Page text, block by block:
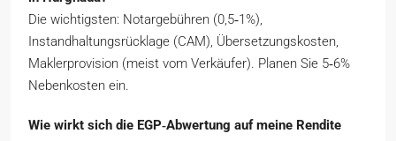
Die wichtigsten: Notargebühren (0,5‑1%),
Instandhaltungsrücklage (CAM), Übersetzungskosten,
Maklerprovision (meist vom Verkäufer). Planen Sie 5‑6%
Nebenkosten ein.
Wie wirkt sich die EGP‑Abwertung auf meine Rendite